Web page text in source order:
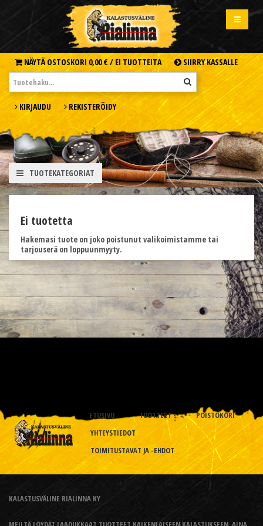
NÄYTÄ OSTOSKORI 0,00 € / EI TUOTTEITA SIIRRY KASSALLE
KIRJAUDU REKISTERÖIDY
TUOTEKATEGORIAT
Ei tuotetta
Hakemasi tuote on joko poistunut valikoimistamme tai
tarjouserä on loppuunmyyty.
ETUSIVU TUOTTEET
POISTOKORI
YHTEYSTIEDOT
TOIMITUSTAVAT JA -EHDOT
KALASTUSVÄLINE RIALINNA KY